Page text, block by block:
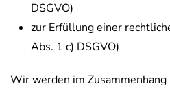
DSGVO)
zur Erfüllung einer
Abs. 1 c) DSGVO)
Wir werden im